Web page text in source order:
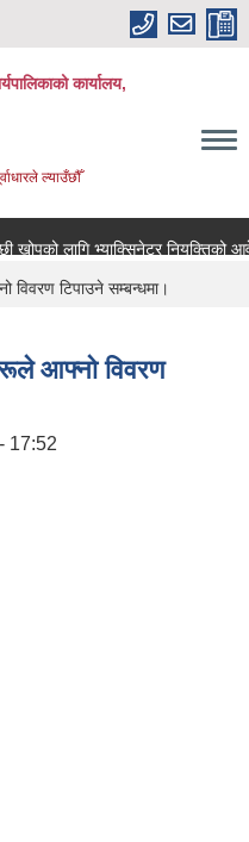
कार्यालय,
ल्याउँछौँ
लागि भ्याक्सिनेटर नियुक्तिको
विवरण टिपाउने सम्बन्धमा।
आफ्नो विवरण
17:52